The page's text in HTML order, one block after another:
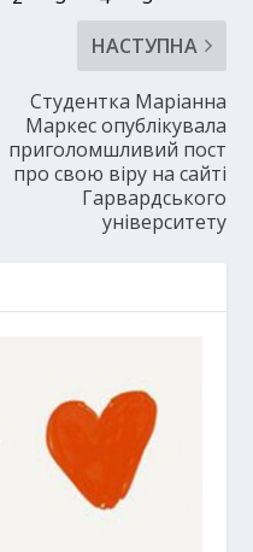
НАСТУПНА
Студентка Маріанна
Маркес опублікувала
приголомшливий пост
про свою віру на сайті
Гарвардського
університету